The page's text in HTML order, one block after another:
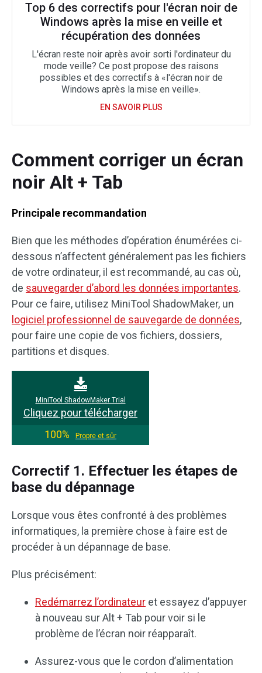
Top 6 des correctifs pour l'écran noir de
Windows après la mise en veille et
récupération des données
L'écran reste noir après avoir sorti l'ordinateur du
mode veille? Ce post propose des raisons
possibles et des correctifs à «l'écran noir de
Windows après la mise en veille».
EN SAVOIR PLUS
Comment corriger un écran
noir Alt + Tab
Principale recommandation
Bien que les méthodes d’opération énumérées ci-
dessous n’affectent généralement pas les fichiers
de votre ordinateur, il est recommandé, au cas où,
de sauvegarder d’abord les données importantes.
Pour ce faire, utilisez MiniTool ShadowMaker, un
logiciel professionnel de sauvegarde de données,
pour faire une copie de vos fichiers, dossiers,
partitions et disques.
MiniTool ShadowMaker Trial
Cliquez pour télécharger
100%
Propre et sûr
Correctif 1. Effectuer les étapes de
base du dépannage
Lorsque vous êtes confronté à des problèmes
informatiques, la première chose à faire est de
procéder à un dépannage de base.
Plus précisément:
Redémarrez l’ordinateur et essayez d’appuyer
à nouveau sur Alt + Tab pour voir si le
problème de l’écran noir réapparaît.
Assurez-vous que le cordon d’alimentation